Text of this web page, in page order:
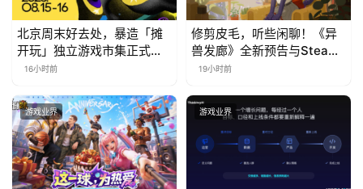
北京周末好去处，暴造「摊
开玩」独立游戏市集正式开
票！
16小时前
修剪皮毛，听些闲聊！《异
兽发廊》全新预告与Steam
免费试玩公开
19小时前
游戏业界 游戏业界